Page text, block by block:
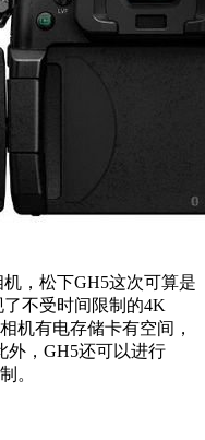
，松下GH5这次可算是
不受时间限制的4K
机有电存储卡有空间，
外，GH5还可以进行
。